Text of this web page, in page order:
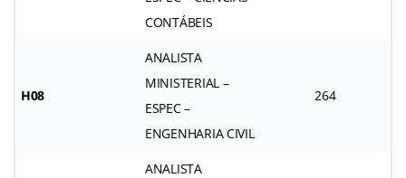
CONTÁBEIS
H08
ANALISTA
MINISTERIAL –
ESPEC –
ENGENHARIA CIVIL
264
ANALISTA